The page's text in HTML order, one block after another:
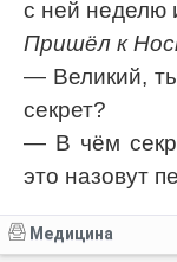
с ней неделю
Пришёл к
— Великий,
секрет?
— В чём
это назовут
Медицина